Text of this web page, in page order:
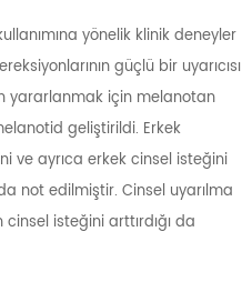
yönelik klinik deneyler
güçlü bir uyarıcısı
yararlanmak için melanotan
geliştirildi. Erkek
ve ayrıca erkek cinsel isteğini
not edilmiştir. Cinsel uyarılma
isteğini arttırdığı da